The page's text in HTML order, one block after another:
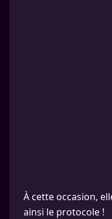
À cette occasion,
ainsi le protocole !